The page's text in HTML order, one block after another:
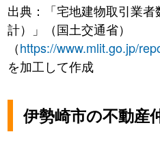
出典：「宅地建物取引業
計）」（国土交通省）
（https://www.mlit.go.jp/
を加工して作成
伊勢崎市の不動産